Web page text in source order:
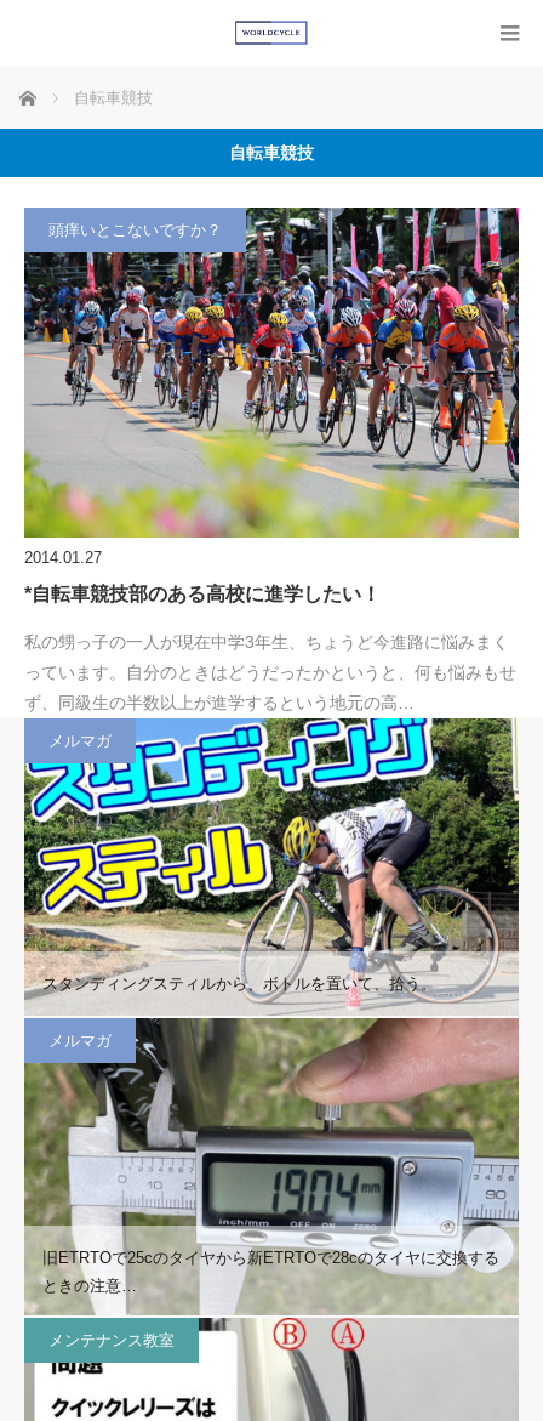
ホーム 自転車競技
自転車競技
頭痒いとこないですか？
2014.01.27
*自転車競技部のある高校に進学したい！
私の甥っ子の一人が現在中学3年生、ちょうど今進路に悩みまく
っています。自分のときはどうだったかというと、何も悩みもせ
ず、同級生の半数以上が進学するという地元の高…
メルマガ
スタンディングスティルから、ボトルを置いて、拾う。
メルマガ
旧ETRTOで25cのタイヤから新ETRTOで28cのタイヤに交換する
ときの注意…
メンテナンス教室